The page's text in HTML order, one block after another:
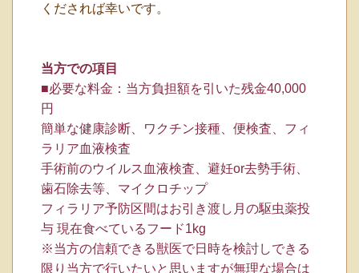
くだされば幸いです。
当方での項目
■必要な料金：当方負担額を引いた残金40,000
円
簡単な健康診断、ワクチン接種、便検査、フィ
ラリア血液検査
手術前のウイルス血液検査、避妊or去勢手術、
歯石除去等、マイクロチップ
フィラリア予防区間はお引き渡し月の駆虫薬投
与 現在食べているフード1kg
※当方の信頼できる獣医で日時を検討しできる
限り当方で行いたいと思いますが無理な場合は